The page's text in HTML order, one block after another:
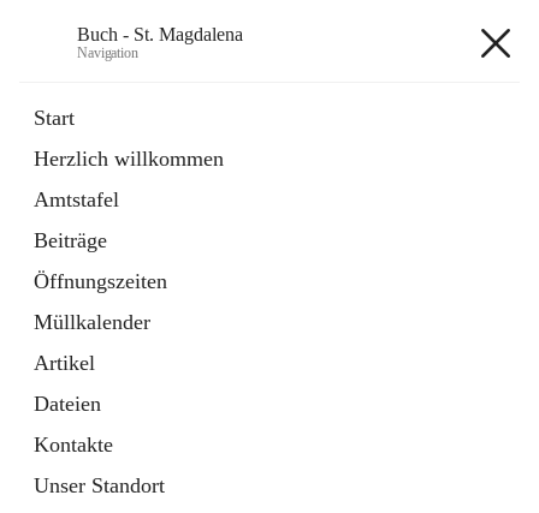
Buch - St. Magdalena
Navigation
Start
Herzlich willkommen
Amtstafel
Beiträge
Öffnungszeiten
Müllkalender
Artikel
Dateien
Kontakte
Unser Standort
11 Schnellzugriffe
Bürgerservice
10 Schnellzugriffe